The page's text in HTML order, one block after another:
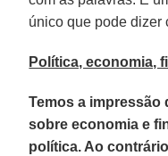
único que pode dizer
Política, economia,
Temos a impressão
sobre economia e
política. Ao